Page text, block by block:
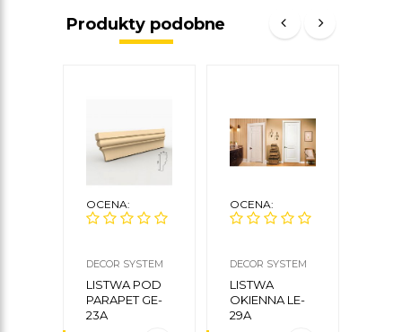
Produkty podobne
OCENA:
DECOR SYSTEM
LISTWA POD
PARAPET GE-
23A
OCENA:
DECOR SYSTEM
LISTWA
OKIENNA LE-
29A